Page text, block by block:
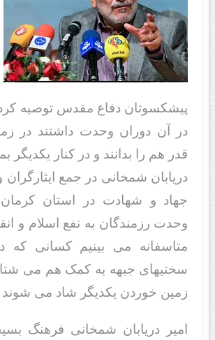
پیشکسوتان دفاع مقدس توصیه کرد
در آن دوران وحدت داشتند در
قدر هم را بدانند و در کنار یکدیگر
دریابان شمخانی در جمع
جهاد و شهادت در استان
وحدت رزمندگان به نفع اسلام و
متاسفانه می بینیم کسانی که
سختیهای جبهه به کمک هم می
زمین خوردن یکدیگر شاد می شوند
امیر دریابان شمخانی فرهنگ